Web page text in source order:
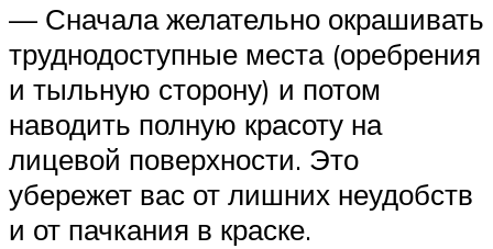
— Сначала желательно окрашивать
труднодоступные места (оребрения
и тыльную сторону) и потом
наводить полную красоту на
лицевой поверхности. Это
убережет вас от лишних неудобств
и от пачкания в краске.